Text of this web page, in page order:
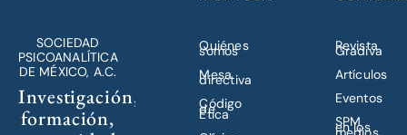
SOCIEDAD
PSICOANALÍTICA
DE MÉXICO, A.C.
Investigación,
formación,
Quiénes
somos
Mesa
directiva
Código
de
Ética
Revista
Gradiva
Artículos
Eventos
SPM
en los